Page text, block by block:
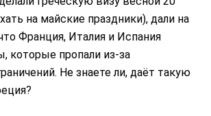
на майские праздники), дали на
Франция, Италия и Испания
которые пропали из-за
Не знаете ли, даёт такую